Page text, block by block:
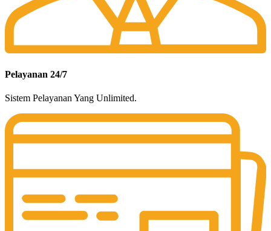
Pelayanan 24/7
Sistem Pelayanan Yang Unlimited.